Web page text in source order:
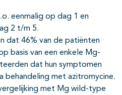
eenmalig op dag 1 en
2 t/m 5.
dat 46% van de patiënten
basis van een enkele Mg-
dat hun symptomen
behandeling met azitromycine.
met Mg wild-type